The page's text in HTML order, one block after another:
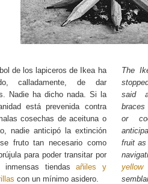
de los lapiceros de Ikea ha
calladamente, de dar
Nadie ha dicho nada. Si la
está prevenida contra
cosechas de aceituna o
nadie anticipó la extinción
fruto tan necesario como
para poder transitar por
inmensas tiendasañiles y
con un mínimo asidero.
The
said
or
fruit as
yellow